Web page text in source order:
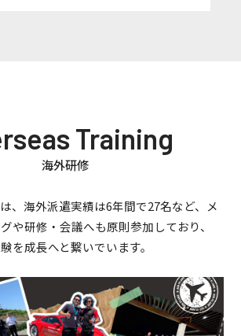
Training
海外研修
、海外派遣実績は6年間で27名など、メ
や研修・会議へも原則参加しており、
を成長へと繋いでいます。